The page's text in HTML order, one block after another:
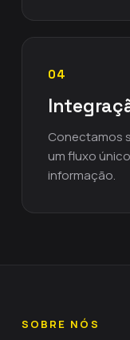
04
Conectamos
um fluxo
informação.
SOBRE NÓS